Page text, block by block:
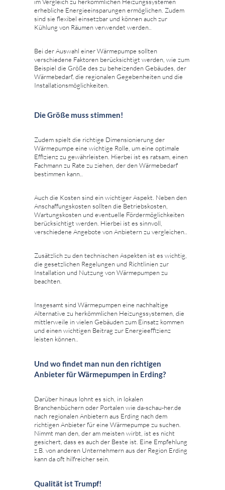
erhebliche Energieeinsparungen ermöglichen. Zudem
sind sie flexibel einsetzbar und können auch zur
Kühlung von Räumen verwendet werden..
Bei der Auswahl einer Wärmepumpe sollten
verschiedene Faktoren berücksichtigt werden, wie zum
Beispiel die Größe des zu beheizenden Gebäudes, der
Wärmebedarf, die regionalen Gegebenheiten und die
Installationsmöglichkeiten.
Die Größe muss stimmen!
Zudem spielt die richtige Dimensionierung der
Wärmepumpe eine wichtige Rolle, um eine optimale
Effizienz zu gewährleisten. Hierbei ist es ratsam, einen
Fachmann zu Rate zu ziehen, der den Wärmebedarf
bestimmen kann..
Auch die Kosten sind ein wichtiger Aspekt. Neben den
Anschaffungskosten sollten die Betriebskosten,
Wartungskosten und eventuelle Fördermöglichkeiten
berücksichtigt werden. Hierbei ist es sinnvoll,
verschiedene Angebote von Anbietern zu vergleichen..
Zusätzlich zu den technischen Aspekten ist es wichtig,
die gesetzlichen Regelungen und Richtlinien zur
Installation und Nutzung von Wärmepumpen zu
beachten.
Insgesamt sind Wärmepumpen eine nachhaltige
Alternative zu herkömmlichen Heizungssystemen, die
mittlerweile in vielen Gebäuden zum Einsatz kommen
und einen wichtigen Beitrag zur Energieeffizienz
leisten können..
Und wo findet man nun den richtigen
Anbieter für Wärmepumpen in Erding?
Darüber hinaus lohnt es sich, in lokalen
Branchenbüchern oder Portalen wie da-schau-her.de
nach regionalen Anbietern aus Erding nach dem
richtigen Anbieter für eine Wärmepumpe zu suchen.
Nimmt man den, der am meisten wirbt, ist es nicht
gesichert, dass es auch der Beste ist. Eine Empfehlung
z.B. von anderen Unternehmern aus der Region Erding
kann da oft hilfreicher sein.
Qualität ist Trumpf!